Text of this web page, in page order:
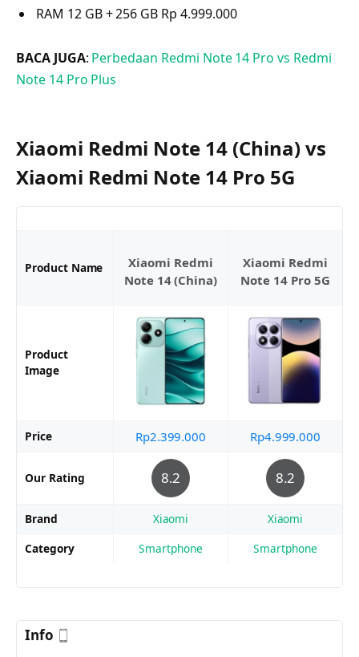
RAM 12 GB + 256 GB Rp 4.999.000
BACA JUGA: Perbedaan Redmi Note 14 Pro vs Redmi
Note 14 Pro Plus
Xiaomi Redmi Note 14 (China) vs
Xiaomi Redmi Note 14 Pro 5G
Product Name
Xiaomi Redmi
Note 14 (China)
Xiaomi Redmi
Note 14 Pro 5G
Product
Image
Price Rp2.399.000 Rp4.999.000
Our Rating 8.2 8.2
Brand Xiaomi
Xiaomi
Category
Smartphone Smartphone
Info